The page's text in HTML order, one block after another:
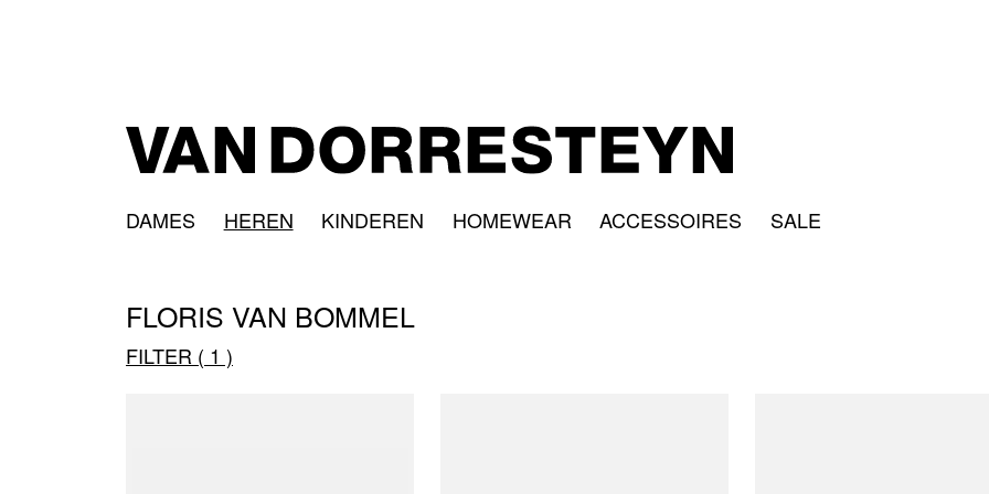
DAMES HEREN KINDEREN HOMEWEAR ACCESSOIRES SALE
FLORIS VAN BOMMEL
FILTER 1